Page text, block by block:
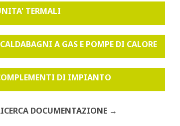
TERMALI
A GAS E POMPE DI CALORE
DI IMPIANTO
DOCUMENTAZIONE